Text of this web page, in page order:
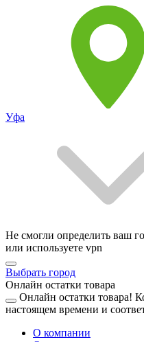
Уфа
Не смогли определить ваш
или используете vpn
Выбрать город
Онлайн остатки товара
Онлайн остатки товара!
настоящем времени и
О компании